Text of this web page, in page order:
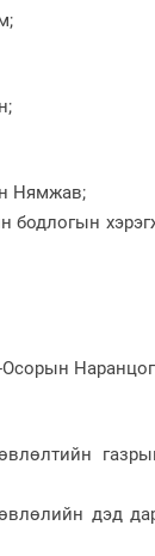
Нямжав;
бодлогын
дэд